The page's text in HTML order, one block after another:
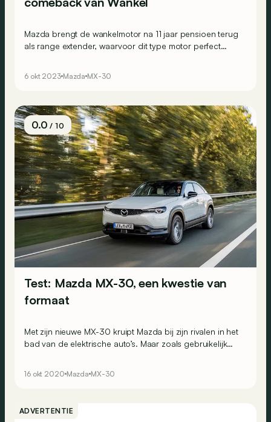
Mazda brengt de wankelmotor na 11 jaar pensioen terug
als range extender, waarvoor dit type motor perfect
6 okt 2023 Mazda MX-30
0.0/ 10
Test: Mazda MX-30, een kwestie van
formaat
Met zijn nieuwe MX-30 kruipt Mazda bij zijn rivalen in het
bad van de elektrische auto’s. Maar zoals gebruikelijk
16 okt 2020 Mazda MX-30
ADVERTENTIE